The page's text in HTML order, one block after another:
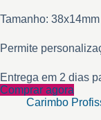
Tamanho: 38x14mm
Permite
Entrega em 2 dias
Comprar agora
Carimbo